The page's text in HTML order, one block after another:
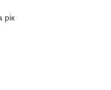
рік